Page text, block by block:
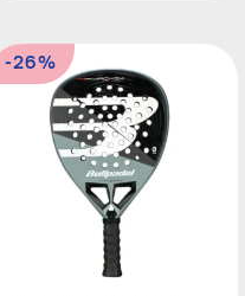
-26%